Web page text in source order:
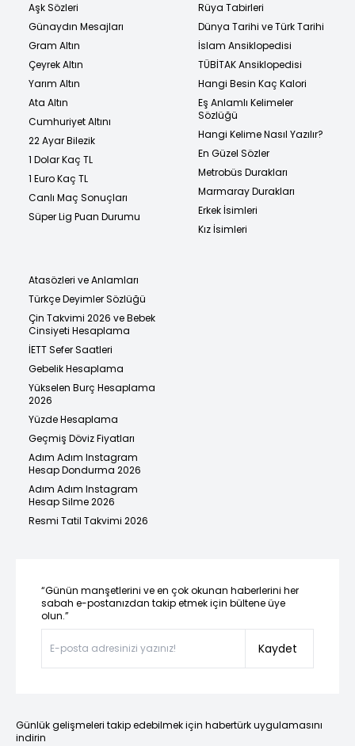
Aşk Sözleri
Günaydın Mesajları
Gram Altın
Çeyrek Altın
Yarım Altın
Ata Altın
Cumhuriyet Altını
22 Ayar Bilezik
1 Dolar Kaç TL
1 Euro Kaç TL
Canlı Maç Sonuçları
Süper Lig Puan Durumu
Rüya Tabirleri
Dünya Tarihi ve Türk Tarihi
İslam Ansiklopedisi
TÜBİTAK Ansiklopedisi
Hangi Besin Kaç Kalori
Eş Anlamlı Kelimeler
Sözlüğü
Hangi Kelime Nasıl Yazılır?
En Güzel Sözler
Metrobüs Durakları
Marmaray Durakları
Erkek İsimleri
Kız İsimleri
Atasözleri ve Anlamları
Türkçe Deyimler Sözlüğü
Çin Takvimi 2026 ve Bebek
Cinsiyeti Hesaplama
İETT Sefer Saatleri
Gebelik Hesaplama
Yükselen Burç Hesaplama
2026
Yüzde Hesaplama
Geçmiş Döviz Fiyatları
Adım Adım Instagram
Hesap Dondurma 2026
Adım Adım Instagram
Hesap Silme 2026
Resmi Tatil Takvimi 2026
“Günün manşetlerini ve en çok okunan haberlerini her
sabah e-postanızdan takip etmek için bültene üye
olun.”
Kaydet
Günlük gelişmeleri takip edebilmek için habertürk uygulamasını
indirin